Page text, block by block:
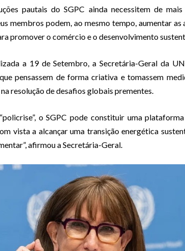
pautais do SGPC ainda necessitem de
membros podem, ao mesmo tempo, aumentar as
promover o comércio e o desenvolvimento
a 19 de Setembro, a Secretária-Geral da
pensassem de forma criativa e tomassem
resolução de desafios globais prementes.
o SGPC pode constituir uma
vista a alcançar uma transição energética
afirmou a Secretária-Geral.